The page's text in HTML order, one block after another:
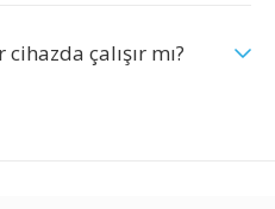
çalışır mı?